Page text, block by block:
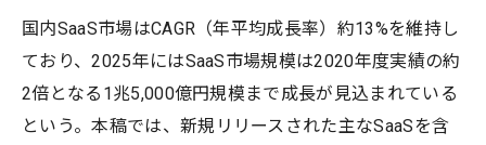
国内SaaS市場はCAGR（年平均成長率）約13%を維持し
ており、2025年にはSaaS市場規模は2020年度実績の約
2倍となる1兆5,000億円規模まで成長が見込まれている
という。本稿では、新規リリースされた主なSaaSを含